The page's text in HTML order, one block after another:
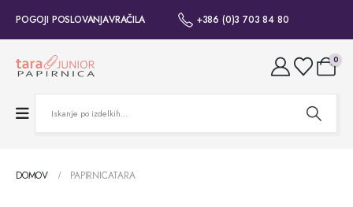
POGOJI POSLOVANJAVRAČILA +386 (0)3 703 84 80
0
DOMOV PAPIRNICATARA